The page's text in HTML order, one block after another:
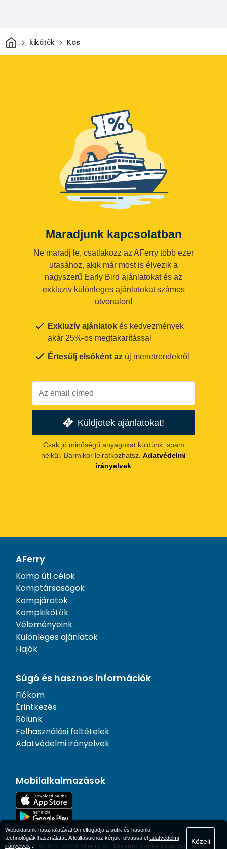
Otthon
kikötők Kos
Maradjunk kapcsolatban
Ne maradj le, csatlakozz az AFerry több ezer
utasához, akik már most is élvezik a
nagyszerű Early Bird ajánlatokat és az
exkluzív különleges ajánlatokat számos
útvonalon!
Exkluzív ajánlatok és kedvezmények
akár 25%-os megtakarítással
Értesülj elsőként az új menetrendekről
Küldjetek ajánlatokat!
Csak jó minőségű anyagokat küldünk, spam
nélkül. Bármikor leiratkozhatsz. Adatvédelmi
irányelvek
AFerry
Komp úti célok
Komptársaságok
Kompjáratok
Kompkikötők
Véleményeink
Különleges ajánlatok
Hajók
Súgó és hasznos információk
Fiókom
Érintkezés
Rólunk
Felhasználási feltételek
Adatvédelmi irányelvek
Mobilalkalmazások
© 1977-2026 AFerry Kft. Minden jog fenntartva..
Weboldalunk használatával Ön elfogadja a sütik és hasonló
technológiák használatát. A letiltásukhoz kérjük, olvassa el adatvédelmi
irányelvek
Közeli